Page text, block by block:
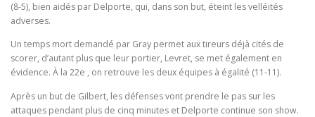
(8-5), bien aidés par Delporte, qui, dans son but, éteint les velléités
adverses.
Un temps mort demandé par Gray permet aux tireurs déjà cités de
scorer, d’autant plus que leur portier, Levret, se met également en
évidence. À la 22e , on retrouve les deux équipes à égalité (11-11).
Après un but de Gilbert, les défenses vont prendre le pas sur les
attaques pendant plus de cinq minutes et Delporte continue son show.